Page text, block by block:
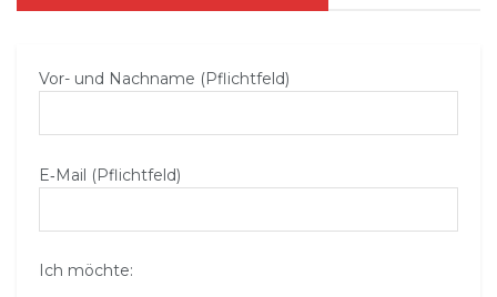
Vor- und Nachname (Pflichtfeld)
E‑Mail (Pflichtfeld)
Ich möchte: